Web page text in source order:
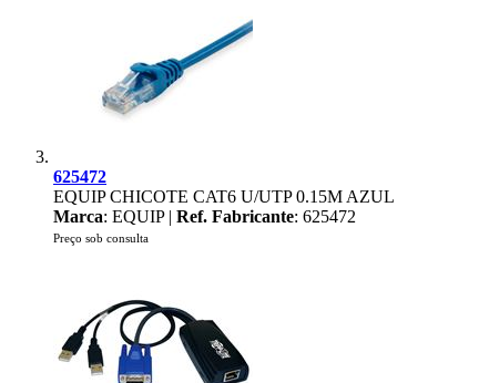
625472
EQUIP CHICOTE CAT6 U/UTP 0.15M AZUL
Marca: EQUIP | Ref. Fabricante: 625472
Preço sob consulta